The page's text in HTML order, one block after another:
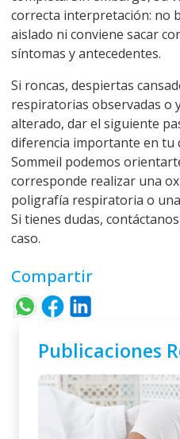
correcta interpretación: no
aislado ni conviene sacar
síntomas y antecedentes.
Si roncas, despiertas
respiratorias observadas o
alterado, dar el siguiente
diferencia importante en tu
Sommeil podemos
corresponde realizar una
poligrafía respiratoria o una
Si tienes dudas,
caso.
Compartir
Publicaciones